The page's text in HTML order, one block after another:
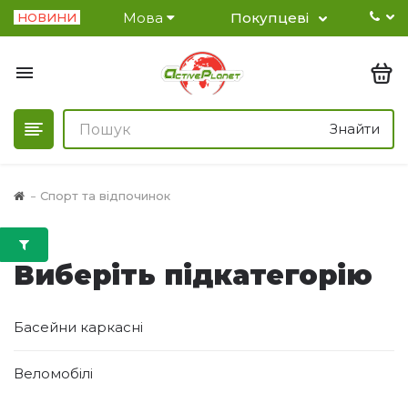
НОВИНИ Мова Покупцеві
Знайти
Спорт та відпочинок
Виберіть підкатегорію
Басейни каркасні
Веломобілі